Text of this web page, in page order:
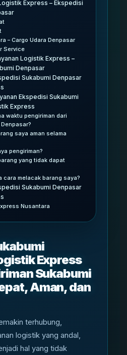
Express – Ekspedisi
– Cargo Udara Denpasar
Service
Logistik Express –
Denpasar
Sukabumi Denpasar
Ekspedisi Sukabumi
Express
waktu pengiriman dari
saya aman selama
pengiriman?
yang tidak dapat
cara melacak barang saya?
Sukabumi Denpasar
Nusantara
Express
Sukabumi
Aman, dan
terhubung,
logistik yang andal,
hal yang tidak